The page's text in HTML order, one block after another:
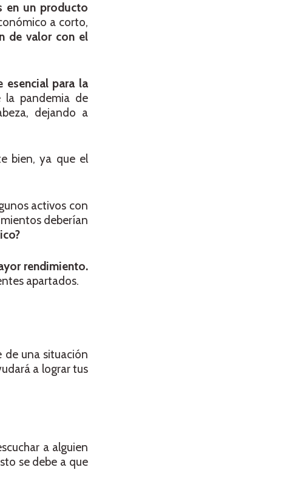
en un producto
a corto,
de valor con el
para la
la pandemia de
dejando a
bien, ya que el
activos con
deberían
rendimiento.
apartados.
de una situación
a lograr tus
a alguien
se debe a que